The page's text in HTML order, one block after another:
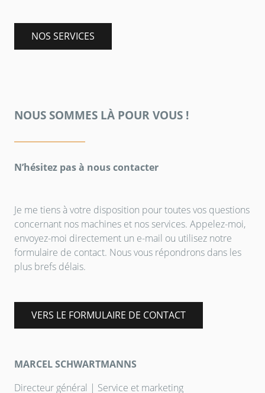
NOS SERVICES
NOUS SOMMES LÀ POUR VOUS !
N’hésitez pas à nous contacter
Je me tiens à votre disposition pour toutes vos questions
concernant nos machines et nos services. Appelez-moi,
envoyez-moi directement un e-mail ou utilisez notre
formulaire de contact. Nous vous répondrons dans les
plus brefs délais.
VERS LE FORMULAIRE DE CONTACT
MARCEL SCHWARTMANNS
Directeur général | Service et marketing